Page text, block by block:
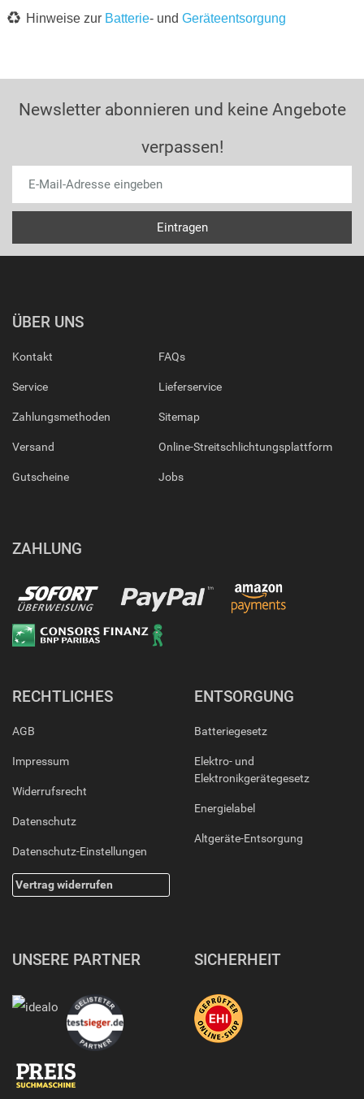
Hinweise zur Batterie- und Geräteentsorgung
Newsletter abonnieren und keine Angebote
verpassen!
ÜBER UNS
Kontakt
Service
Zahlungsmethoden
Versand
Gutscheine
FAQs
Lieferservice
Sitemap
Online-Streitschlichtungsplattform
Jobs
ZAHLUNG
RECHTLICHES
AGB
Impressum
Widerrufsrecht
Datenschutz
Datenschutz-Einstellungen
Vertrag widerrufen
ENTSORGUNG
Batteriegesetz
Elektro- und
Elektronikgerätegesetz
Energielabel
Altgeräte-Entsorgung
UNSERE PARTNER SICHERHEIT